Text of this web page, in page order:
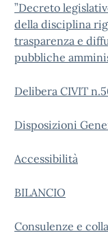
”Decreto
della disciplina
trasparenza e
pubbliche
Delibera CIVIT
Disposizioni
Accessibilità
BILANCIO
Consulenze e